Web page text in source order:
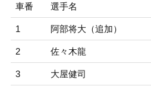
車番 選手名
1 阿部将大（追加）
2 佐々木龍
3 大屋健司